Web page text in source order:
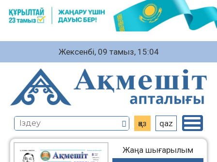
Жексенбі, 09 тамыз, 15:04
қаз qaz
Жаңа шығарылым